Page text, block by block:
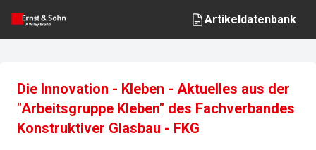
Artikeldatenbank
Die Innovation - Kleben - Aktuelles aus der
"Arbeitsgruppe Kleben" des Fachverbandes
Konstruktiver Glasbau - FKG